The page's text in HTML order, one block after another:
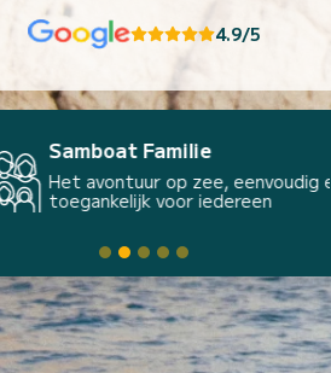
4.9/5
Samboat Familie
Het avontuur op zee, eenvoudig en
toegankelijk voor iedereen